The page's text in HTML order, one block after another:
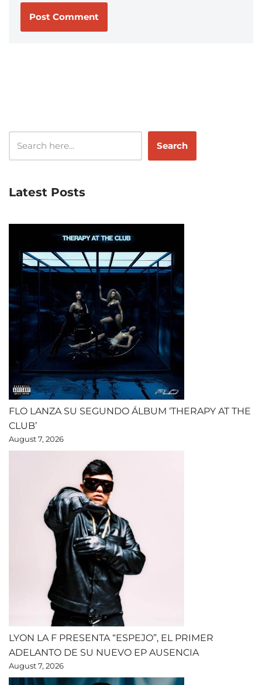
Search
Latest Posts
FLO LANZA SU SEGUNDO ÁLBUM ‘THERAPY AT THE
CLUB’
August 7, 2026
LYON LA F PRESENTA “ESPEJO”, EL PRIMER
ADELANTO DE SU NUEVO EP AUSENCIA
August 7, 2026